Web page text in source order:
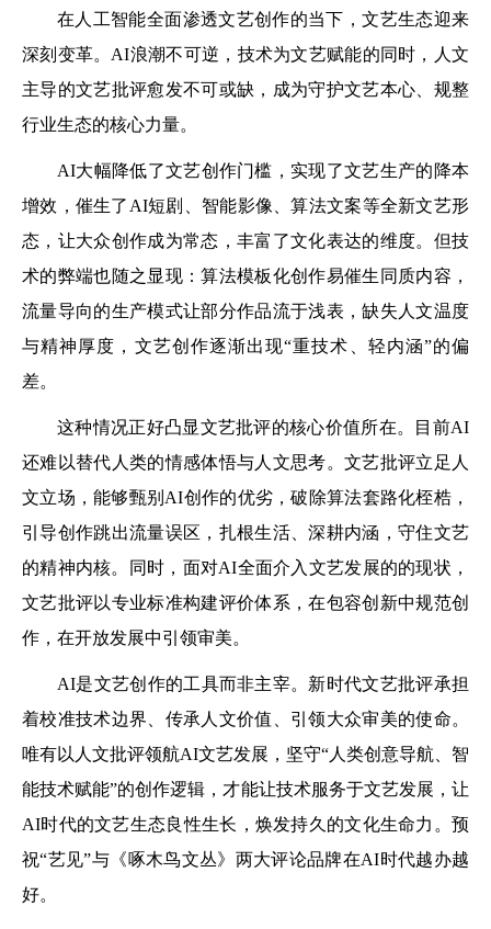
在人工智能全面渗透文艺创作的当下，文艺生态迎来
深刻变革。AI浪潮不可逆，技术为文艺赋能的同时，人文
主导的文艺批评愈发不可或缺，成为守护文艺本心、规整
行业生态的核心力量。
AI大幅降低了文艺创作门槛，实现了文艺生产的降本
增效，催生了AI短剧、智能影像、算法文案等全新文艺形
态，让大众创作成为常态，丰富了文化表达的维度。但技
术的弊端也随之显现：算法模板化创作易催生同质内容，
流量导向的生产模式让部分作品流于浅表，缺失人文温度
与精神厚度，文艺创作逐渐出现“重技术、轻内涵”的偏
差。
这种情况正好凸显文艺批评的核心价值所在。目前AI
还难以替代人类的情感体悟与人文思考。文艺批评立足人
文立场，能够甄别AI创作的优劣，破除算法套路化桎梏，
引导创作跳出流量误区，扎根生活、深耕内涵，守住文艺
的精神内核。同时，面对AI全面介入文艺发展的的现状，
文艺批评以专业标准构建评价体系，在包容创新中规范创
作，在开放发展中引领审美。
AI是文艺创作的工具而非主宰。新时代文艺批评承担
着校准技术边界、传承人文价值、引领大众审美的使命。
唯有以人文批评领航AI文艺发展，坚守“人类创意导航、智
能技术赋能”的创作逻辑，才能让技术服务于文艺发展，让
AI时代的文艺生态良性生长，焕发持久的文化生命力。预
祝“艺见”与《啄木鸟文丛》两大评论品牌在AI时代越办越
好。